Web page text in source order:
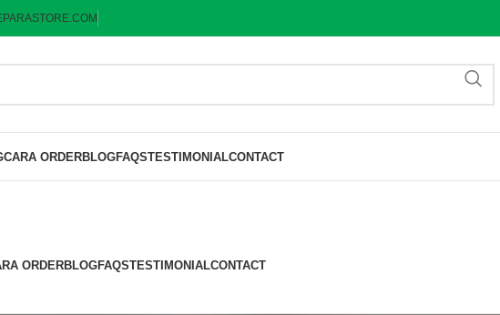
CARA ORDERBLOGFAQSTESTIMONIALCONTACT
ORDERBLOGFAQSTESTIMONIALCONTACT